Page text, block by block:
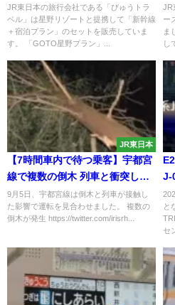
1月31日まで発売
JR東日本の旅行会社である「びゅうトラ
ベル」は星野リゾートと提携して「新幹線
＋宿泊プラン」のセットを販売していま
す。 「GOTO星野プラン」...
JR
ー
ま
JR東日本
【7時間車内で待つ乗客】宇都宮
線で複数の倒木 列車と衝突して
運転見合わせ 始発まで乗客立ち
往生か
9月5日、宇都宮線は倒木と列車が接触し
た影響で運転を見合わせました。 複数の
倒木が発生 https://twitter.com/irisrh...
J-
と
セ